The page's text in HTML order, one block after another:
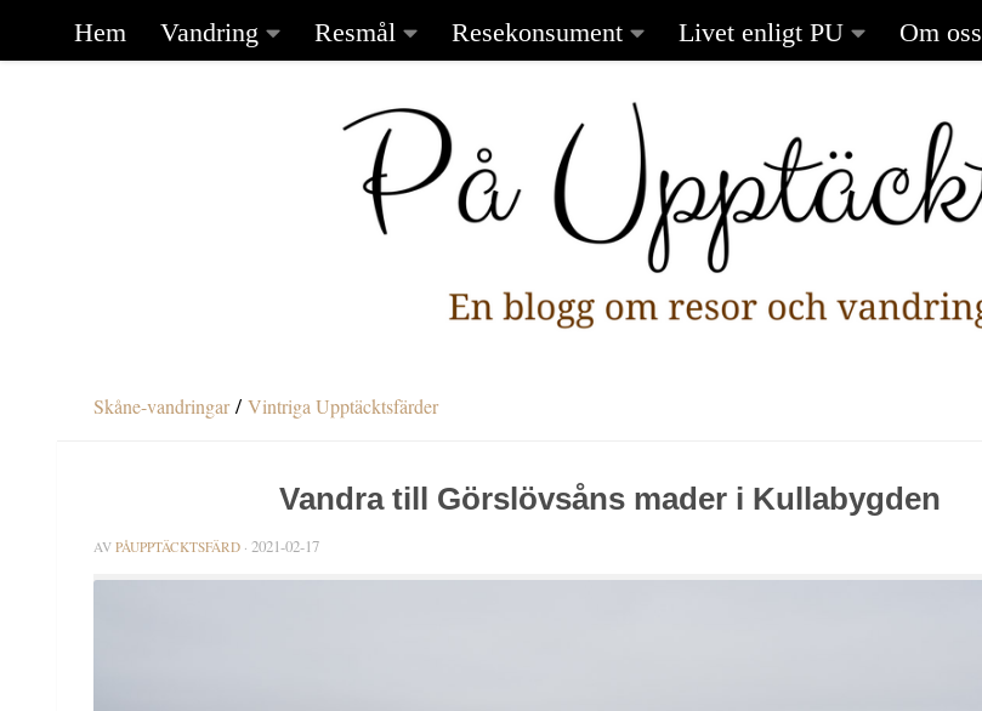
Under innehåll
Hem Vandring Resmål Resekonsument Livet enligt PU Om oss
Skåne-vandringar / Vintriga Upptäcktsfärder
Vandra till Görslövsåns mader i Kullabygden
AV PÅUPPTÄCKTSFÄRD · 2021-02-17